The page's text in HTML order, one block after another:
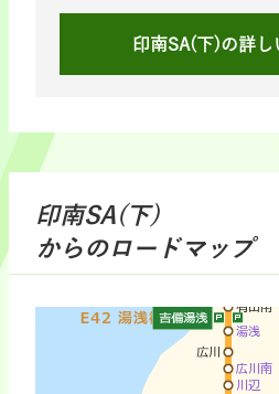
印南SA(下)の詳し
印南SA(下)
からのロードマップ